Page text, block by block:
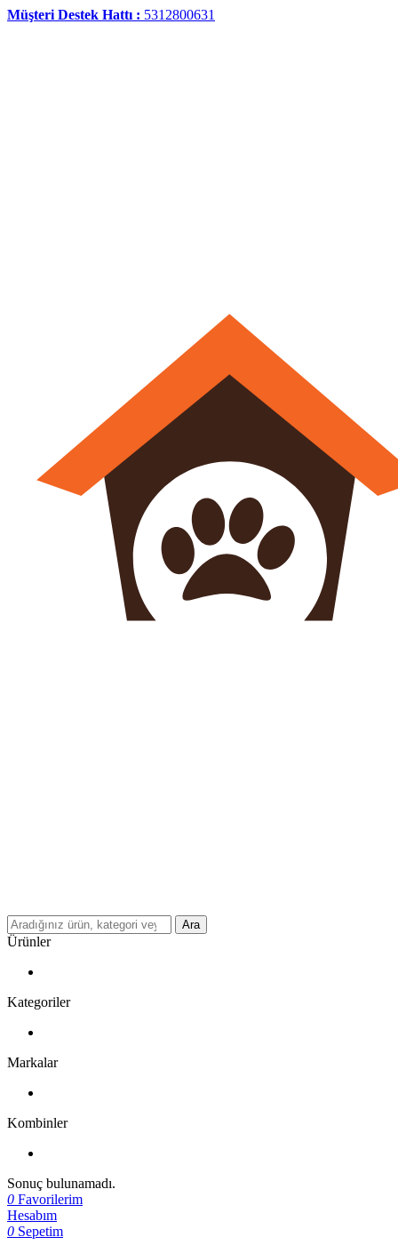
Müşteri Destek Hattı : 5312800631
Ara
Ürünler
Kategoriler
Markalar
Kombinler
Sonuç bulunamadı.
0 Favorilerim
Hesabım
0 Sepetim